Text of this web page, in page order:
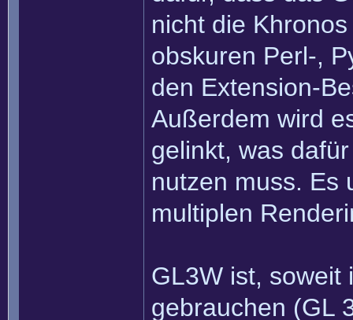
nicht die
obskuren Perl-,
den Extension-
Außerdem wird
gelinkt, was
nutzen muss. Es
multiplen
GL3W ist, soweit
gebrauchen (GL